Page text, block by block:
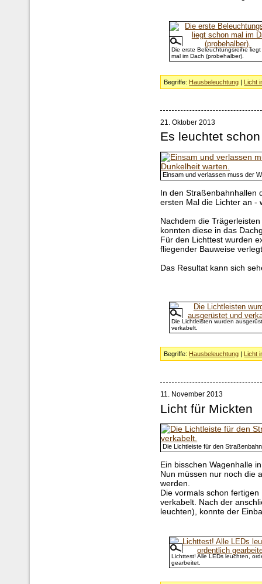
Die erste Beleuchtungsreihe
mal im Dach (probehalber).
Begriffe: Hausbeleuchtung | Licht
21. Oktober 2013
Es leuchtet schon
Einsam und verlassen muss der
In den Straßenbahnhallen
ersten Mal die Lichter an -
Nachdem die
konnten diese in das
Für den Lichttest wurden
fliegender Bauweise
Das Resultat kann sich
Die Lichtleisten wurden
verkabelt.
Begriffe: Hausbeleuchtung | Licht
11. November 2013
Licht für Mickten
Die Lichtleiste für den
Ein bisschen Wagenhalle
Nun müssen nur noch die
werden.
Die vormals schon
verkabelt. Nach der
leuchten), konnte der
Lichttest! Alle LEDs leuchten,
gearbeitet.